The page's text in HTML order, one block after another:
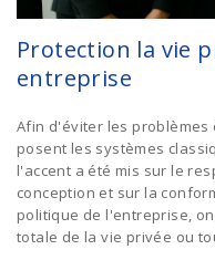
Protection la vie
entreprise
Afin d'éviter les problèmes
posent les systèmes
l'accent a été mis sur le
conception et sur la
politique de l'entreprise,
totale de la vie privée ou